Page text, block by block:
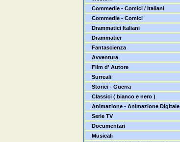
Commedie - Comici / Italiani
Commedie - Comici
Drammatici Italiani
Drammatici
Fantascienza
Avventura
Film d' Autore
Surreali
Storici - Guerra
Classici ( bianco e nero )
Animazione - Animazione Digitale
Serie TV
Documentari
Musicali